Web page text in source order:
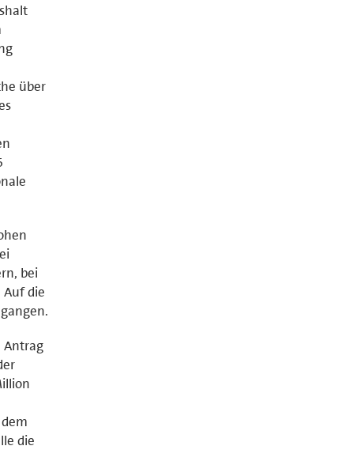
über
bei
die
Antrag
die